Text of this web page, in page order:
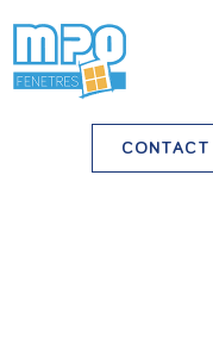
CONTACT